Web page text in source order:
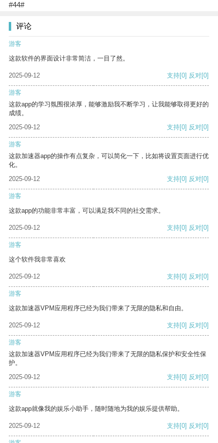
#44#
评论
游客
这款软件的界面设计非常简洁，一目了然。
2025-09-12 支持[0] 反对[0]
游客
这款app的学习氛围很浓厚，能够激励我不断学习，让我能够取得更好的
成绩。
2025-09-12
支持[0] 反对[0]
游客
这款加速器app的操作有点复杂，可以简化一下，比如将设置页面进行优
化。
2025-09-12
支持[0] 反对[0]
游客
这款app的功能非常丰富，可以满足我不同的社交需求。
2025-09-12 支持[0] 反对[0]
游客
这个软件我非常喜欢
2025-09-12 支持[0] 反对[0]
游客
这款加速器VPM应用程序已经为我们带来了无限的隐私和自由。
2025-09-12 支持[0] 反对[0]
游客
这款加速器VPM应用程序已经为我们带来了无限的隐私保护和安全性保
护。
2025-09-12
支持[0] 反对[0]
游客
这款app就像我的娱乐小助手，随时随地为我的娱乐提供帮助。
2025-09-12 支持[0] 反对[0]